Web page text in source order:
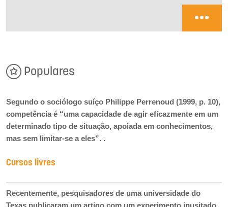
Populares
Segundo o sociólogo suíço Philippe Perrenoud (1999, p. 10),
competência é “uma capacidade de agir eficazmente em um
determinado tipo de situação, apoiada em conhecimentos,
mas sem limitar-se a eles”. .
Cursos livres
Recentemente, pesquisadores de uma universidade do
Texas publicaram um artigo com um experimento inusitado.